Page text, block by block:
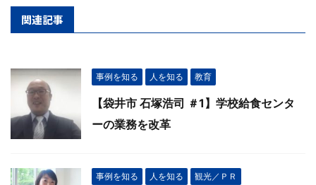
関連記事
事例を知る 人を知る 教育
【袋井市 石塚浩司 ＃1】学校給食センタ
ーの業務を改革
事例を知る 人を知る 観光／ＰＲ